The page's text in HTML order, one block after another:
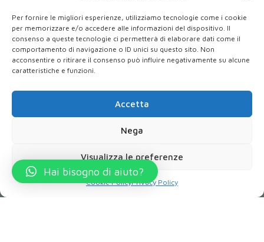
Per fornire le migliori esperienze, utilizziamo tecnologie come i cookie
per memorizzare e/o accedere alle informazioni del dispositivo. Il
consenso a queste tecnologie ci permetterà di elaborare dati come il
comportamento di navigazione o ID unici su questo sito. Non
acconsentire o ritirare il consenso può influire negativamente su alcune
caratteristiche e funzioni.
Accetta
Nega
Visualizza le preferenze
Cookie PolicyPrivacy Policy
Giovedì
9.00 - 19.30
Venerdì
9.00 - 19.30
Sabato - Domenica
Chiusi
Dove Siamo: Via Armando Diaz 32, 80026 Casoria NA.
Performetrica S.r.l.
Hai bisogno di aiuto?